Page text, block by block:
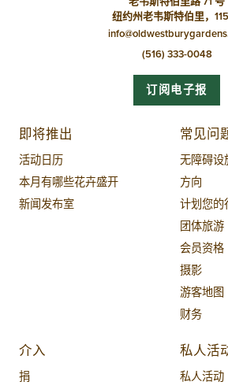
纽约州老韦斯特伯里，
(516) 333-0048
订阅电子报
即将推出
活动日历
本月有哪些花卉盛开
新闻发布室
常见问
无障碍设
方向
计划您的
团体旅游
会员资格
摄影
游客地图
财务
介入
捐
私人活
私人活动